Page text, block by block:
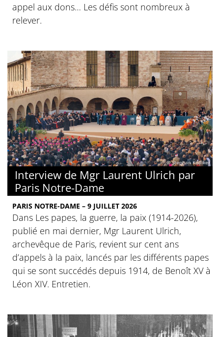
appel aux dons… Les défis sont nombreux à
relever.
© Stephan Kölliker
Interview de Mgr Laurent Ulrich par
Paris Notre-Dame
PARIS NOTRE-DAME – 9 JUILLET 2026
Dans Les papes, la guerre, la paix (1914-2026),
publié en mai dernier, Mgr Laurent Ulrich,
archevêque de Paris, revient sur cent ans
d’appels à la paix, lancés par les différents papes
qui se sont succédés depuis 1914, de Benoît XV à
Léon XIV. Entretien.